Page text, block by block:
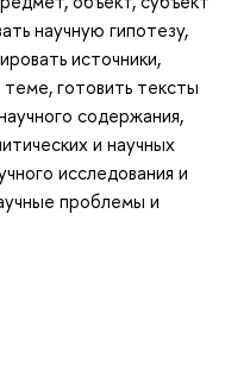
научную гипотезу,
источники,
готовить тексты
содержания,
и научных
исследования и
проблемы и